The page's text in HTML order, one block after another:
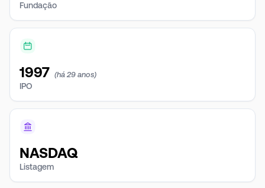
Fundação
1997 (há 29 anos)
IPO
NASDAQ
Listagem